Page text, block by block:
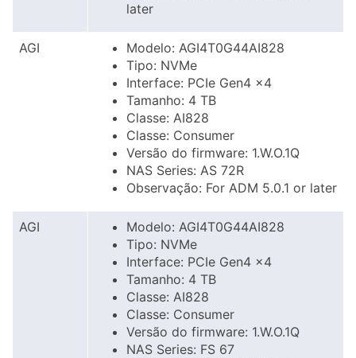
later
AGI
Modelo: AGI4T0G44AI828
Tipo: NVMe
Interface: PCIe Gen4 x4
Tamanho: 4 TB
Classe: AI828
Classe: Consumer
Versão do firmware: 1.W.O.1Q
NAS Series: AS 72R
Observação: For ADM 5.0.1 or later
AGI
Modelo: AGI4T0G44AI828
Tipo: NVMe
Interface: PCIe Gen4 x4
Tamanho: 4 TB
Classe: AI828
Classe: Consumer
Versão do firmware: 1.W.O.1Q
NAS Series: FS 67